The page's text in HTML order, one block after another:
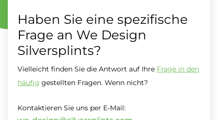
Haben Sie eine spezifische
Frage an We Design
Silversplints?
Vielleicht finden Sie die Antwort auf Ihre Frage in den
häufig gestellten Fragen. Wenn nicht?
Kontaktieren Sie uns per E-Mail: